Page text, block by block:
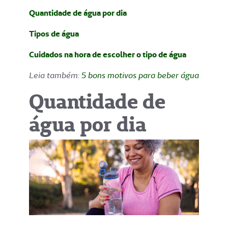
Quantidade de água por dia
Tipos de água
Cuidados na hora de escolher o tipo de água
Leia também:5 bons motivos para beber água
Quantidade de
água por dia